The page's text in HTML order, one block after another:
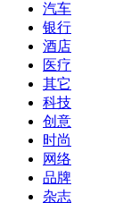
汽车
银行
酒店
医疗
其它
科技
创意
时尚
网络
品牌
杂志